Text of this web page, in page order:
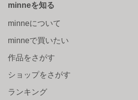
minneを知る
minneについて
minneで買いたい
作品をさがす
ショップをさがす
ランキング